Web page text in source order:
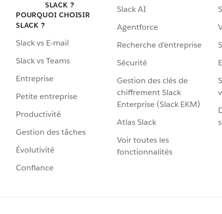
SLACK ?
POURQUOI CHOISIR
SLACK ?
Slack vs E-mail
Slack vs Teams
Entreprise
Petite entreprise
Productivité
Gestion des tâches
Évolutivité
Confiance
Slack AI
Agentforce
Recherche d’entreprise
Sécurité
Gestion des clés de
chiffrement Slack
Enterprise (Slack EKM)
Atlas Slack
Voir toutes les
fonctionnalités